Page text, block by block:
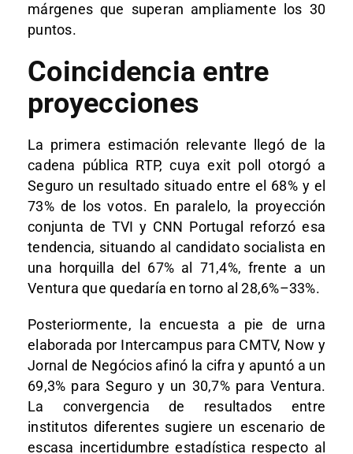
márgenes que superan ampliamente los 30
puntos.
Coincidencia entre
proyecciones
La primera estimación relevante llegó de la
cadena pública RTP, cuya exit poll otorgó a
Seguro un resultado situado entre el 68% y el
73% de los votos. En paralelo, la proyección
conjunta de TVI y CNN Portugal reforzó esa
tendencia, situando al candidato socialista en
una horquilla del 67% al 71,4%, frente a un
Ventura que quedaría en torno al 28,6%–33%.
Posteriormente, la encuesta a pie de urna
elaborada por Intercampus para CMTV, Now y
Jornal de Negócios afinó la cifra y apuntó a un
69,3% para Seguro y un 30,7% para Ventura.
La convergencia de resultados entre
institutos diferentes sugiere un escenario de
escasa incertidumbre estadística respecto al